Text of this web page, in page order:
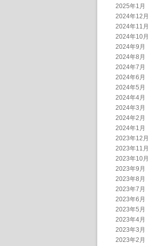
2025年1月
2024年12月
2024年11月
2024年10月
2024年9月
2024年8月
2024年7月
2024年6月
2024年5月
2024年4月
2024年3月
2024年2月
2024年1月
2023年12月
2023年11月
2023年10月
2023年9月
2023年8月
2023年7月
2023年6月
2023年5月
2023年4月
2023年3月
2023年2月